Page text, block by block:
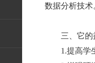
数据分析技术
三、它的
1.提高学生